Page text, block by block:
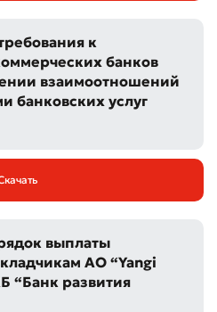
к
банков
взаимоотношений
банковских услуг
выплаты
АО “Yangi
“Банк развития